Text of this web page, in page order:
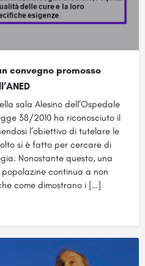
convegno promosso
sala Alesino dell’Ospedale
38/2010 ha riconosciuto il
l’obiettivo di tutelare le
si è fatto per cercare di
Nonostante questo, una
continua a non
come dimostrano i […]